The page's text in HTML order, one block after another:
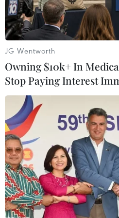
Lễ rước kiệu từ đền Cổ Ngựa đến
mở cửa rừng tại Bắc Giang.
Hưởng ứng Tuần Văn
Giang năm 2024, ngày
đã được tổ chức tại đền
JG Wentworth
Owning $10k+ In
Stop Paying Interest